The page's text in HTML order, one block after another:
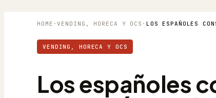
HOME ·VENDING, HORECA Y OCS ·
VENDING, HORECA Y OCS
Los españoles